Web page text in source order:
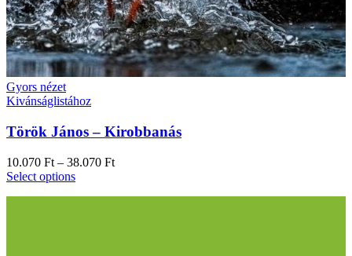
Gyors nézet
Kivánságlistához
Török János – Kirobbanás
10.070 Ft – 38.070 Ft
Select options